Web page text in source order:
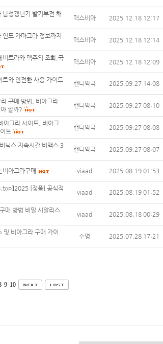
남성갱년기 발기부전 해
맥스비아 2025.12.18 12:17
도 카마그라 정보까지
맥스비아 2025.12.18 12:14
트라와 맥주의 조화,국
맥스비아 2025.12.18 12:09
트와 안전한 사용 가이드 캔디약국 2025.09.27 14:08
구매 방법, 비아그라
할까?
캔디약국 2025.09.27 08:10
아그라 사이트, 비아그
트
캔디약국 2025.09.27 08:08
닉스 지속시간·비맥스 3
캔디약국 2025.09.27 08:07
비아그라구매 viaad 2025.08.19 01:53
】2025 [정품] 공식적
viaad 2025.08.19 01:52
매 방법 비밀 시알리스
viaad 2025.08.18 00:29
및 비아그라 구매 가이
수영 2025.07.28 17:21
9 10